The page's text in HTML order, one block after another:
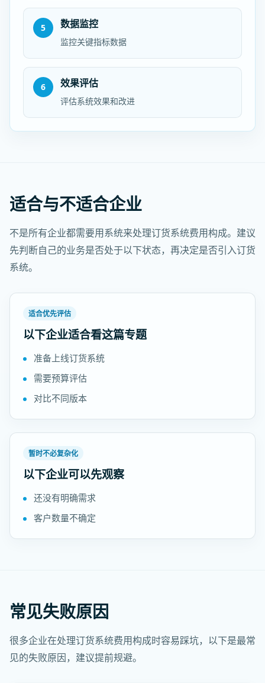
5 数据监控
监控关键指标数据
6 效果评估
评估系统效果和改进
适合与不适合企业
不是所有企业都需要用系统来处理订货系统费用构成。建议
先判断自己的业务是否处于以下状态，再决定是否引入订货
系统。
适合优先评估
以下企业适合看这篇专题
准备上线订货系统
需要预算评估
对比不同版本
暂时不必复杂化
以下企业可以先观察
还没有明确需求
客户数量不确定
常见失败原因
很多企业在处理订货系统费用构成时容易踩坑，以下是最常
见的失败原因，建议提前规避。